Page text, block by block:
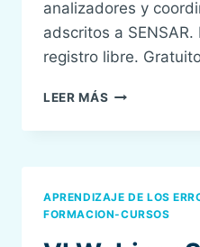
analizadores y
adscritos a
registro libre.
LEER MÁS VII
SENSAR:
APRENDIZAJE DE LOS
FORMACION-CURSOS